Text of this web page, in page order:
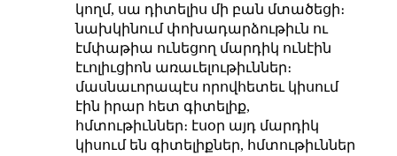
կողմ, սա դիտելիս մի բան մտածեցի։
նախկինում փոխադարձութիւն ու
էմփաթիա ունեցող մարդիկ ունէին
էւոլիւցիոն առաւելութիւններ։
մասնաւորապէս որովհետեւ կիսում
էին իրար հետ գիտելիք,
հմտութիւններ։ էսօր այդ մարդիկ
կիսում են գիտելիքներ, հմտութիւններ